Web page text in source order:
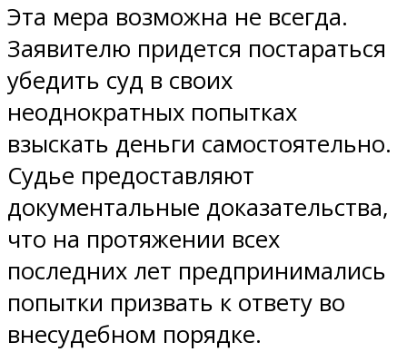
Эта мера возможна не всегда.
Заявителю придется постараться
убедить суд в своих
неоднократных попытках
взыскать деньги самостоятельно.
Судье предоставляют
документальные доказательства,
что на протяжении всех
последних лет предпринимались
попытки призвать к ответу во
внесудебном порядке.